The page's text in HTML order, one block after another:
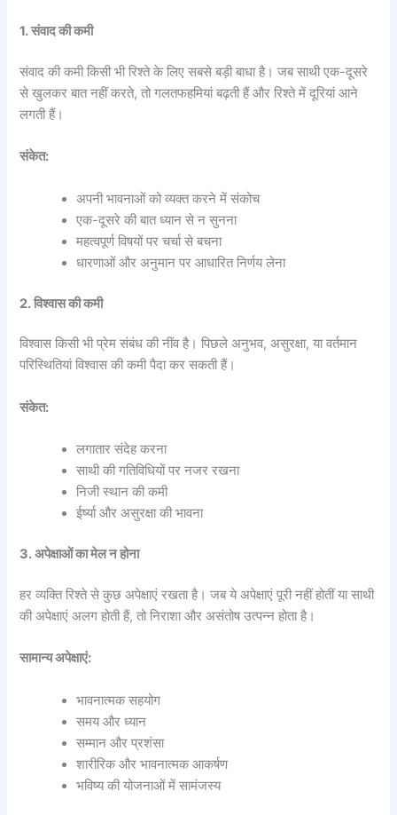
1. संवाद की कमी
संवाद की कमी किसी भी रिश्ते के लिए सबसे बड़ी बाधा है। जब साथी एक-दूसरे
से खुलकर बात नहीं करते, तो गलतफहमियां बढ़ती हैं और रिश्ते में दूरियां आने
लगती हैं।
संकेत:
अपनी भावनाओं को व्यक्त करने में संकोच
एक-दूसरे की बात ध्यान से न सुनना
महत्वपूर्ण विषयों पर चर्चा से बचना
धारणाओं और अनुमान पर आधारित निर्णय लेना
2. विश्वास की कमी
विश्वास किसी भी प्रेम संबंध की नींव है। पिछले अनुभव, असुरक्षा, या वर्तमान
परिस्थितियां विश्वास की कमी पैदा कर सकती हैं।
संकेत:
लगातार संदेह करना
साथी की गतिविधियों पर नजर रखना
निजी स्थान की कमी
ईर्ष्या और असुरक्षा की भावना
3. अपेक्षाओं का मेल न होना
हर व्यक्ति रिश्ते से कुछ अपेक्षाएं रखता है। जब ये अपेक्षाएं पूरी नहीं होतीं या साथी
की अपेक्षाएं अलग होती हैं, तो निराशा और असंतोष उत्पन्न होता है।
सामान्य अपेक्षाएं:
भावनात्मक सहयोग
समय और ध्यान
सम्मान और प्रशंसा
शारीरिक और भावनात्मक आकर्षण
भविष्य की योजनाओं में सामंजस्य